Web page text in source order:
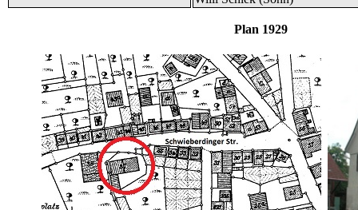
Plan